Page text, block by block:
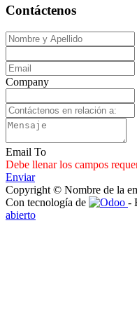
Contáctenos
Company
Email To
Debe llenar los campos
Enviar
Copyright © Nombre de la
Con tecnología de
-
abierto